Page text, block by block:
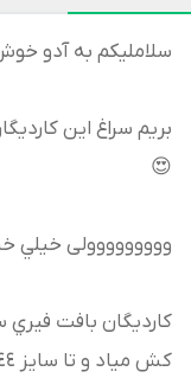
سلامليكم به آدو خوش
بريم سراغ اين
😍
ووووووووولى خيلي
كش مياد و تا سايز ٤٤-٤٢ مناسبه